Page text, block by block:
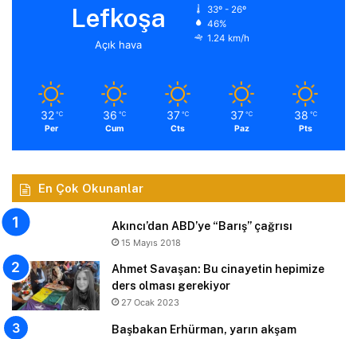
Lefkoşa
Açık hava
33º - 26º
46%
1.24 km/h
32 ℃
Per
36 ℃
Cum
37 ℃
Cts
37 ℃
Paz
38 ℃
Pts
En Çok Okunanlar
Akıncı’dan ABD’ye “Barış” çağrısı
15 Mayıs 2018
Ahmet Savaşan: Bu cinayetin hepimize
ders olması gerekiyor
27 Ocak 2023
Başbakan Erhürman, yarın akşam